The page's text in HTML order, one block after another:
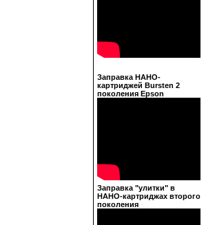
Заправка НАНО-
картриджей Bursten 2
поколения Epson
Заправка "улитки" в
НАНО-картриджах второго
поколения